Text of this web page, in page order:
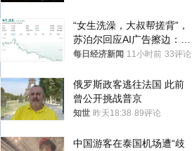
“女生洗澡，大叔帮搓背”，
苏泊尔回应AI广告擦边：视
频全下架，已强化内容管理
每日经济新闻 11小时前 33评论
俄罗斯政客逃往法国 此前
曾公开挑战普京
知世 昨天18:38 89评论
中国游客在泰国机场遭“歧